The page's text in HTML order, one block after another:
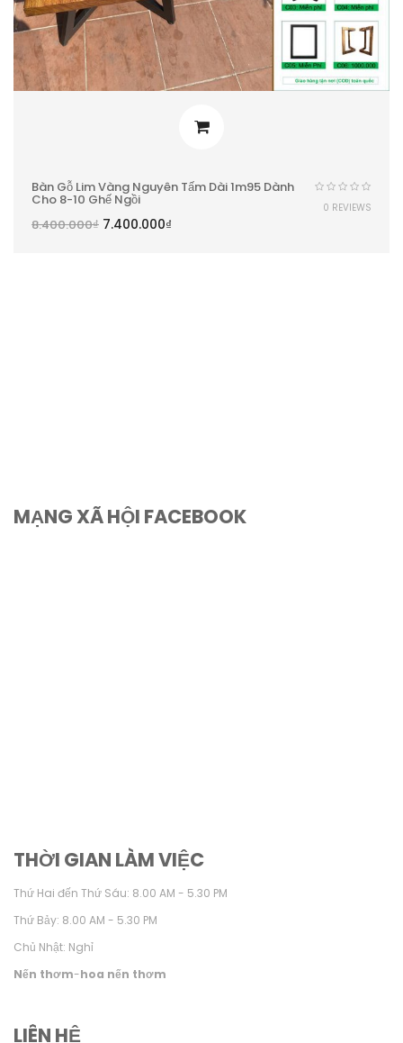
Bàn Gỗ Lim Vàng Nguyên Tấm Dài 1m95 Dành
Cho 8-10 Ghế Ngồi
8.400.000₫ 7.400.000₫
0 REVIEWS
MẠNG XÃ HỘI FACEBOOK
THỜI GIAN LÀM VIỆC
Thứ Hai đến Thứ Sáu: 8.00 AM - 5.30 PM
Thứ Bảy: 8.00 AM - 5.30 PM
Chủ Nhật: Nghỉ
Nến thơm-hoa nến thơm
LIÊN HỆ